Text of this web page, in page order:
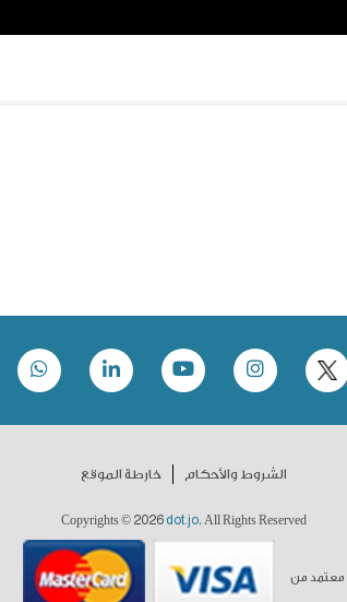
الشروط والأحكام خارطة الموقع
Copyrights © 2026 dot.jo. All Rights Reserved
معتمد من